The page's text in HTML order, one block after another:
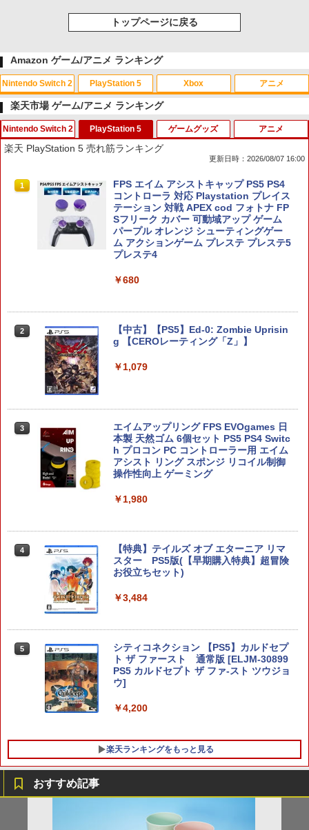
トップページに戻る
Amazon ゲーム/アニメ ランキング
Nintendo Switch 2
1
スプラトゥーン レイダース|オンライン
コード版
スプラトゥーン レイダース -Switch2
￥6,455
3 Nintendo Switch 2(日本語・国内専用)
4
ニンテンドープリペイド番号 9000円|オ
ンラインコード版
￥9,000
￥5,000
PlayStation 5
1
PlayStation 5 デジタル・エディション
日本語専用 Console Language: Japan
ese only (CFI-2200B01)
￥55,000
Beast of Reincarnation -PS5 【特典】
プロダクトコード 封入
￥7,286
3
【純正品】ディスクドライブ(CFI-ZDD1
J) PlayStation 5
￥11,849
4
【純正品】DualSense ワイヤレスコン
トローラー ミッドナイト ブラック(CFI-
ZCT2J01)
￥10,737
トローラー(CFI-ZCT2J)
￥10,737
Xbox
1
【純正品】Xbox ワイヤレス コントロー
ラー + USB-C® ケーブル
Xbox プリペイドカード 5,000円 デジタ
ルコード 【旧 Xbox ギフトカード】 [オ
ンラインコード]
￥5,000
3
【純正品】Xbox ワイヤレス コントロー
ラー (ロボット ホワイト)
￥7,681
【純正品】Xbox 充電式バッテリー + US
B-C ケーブル
￥2,618
￥8,020
アニメ
1
【Amazon.co.jp限定】劇場版モノノ怪
第三章 蛇神 (Amazon.co.jp限定オリジ
ナル三方背収納ケース付きコレクション)
カー特典:【坤と離】二振りの剣、十翼よ
り来たる！スタジオ描き下ろしイラスト
ボード付) [Blu-ray]
￥10,780
劇場版「鬼滅の刃」無限城編 第一章 猗
￥3,964
劇場版「鬼滅の刃」無限城編 第一章 猗
【Amazon.co.jp限定】劇場版モノノ怪
巾着＋メーカー特典:【坤と離】二振りの
￥8,800
楽天市場 ゲーム/アニメ ランキング
Nintendo Switch 2
1
Pokemon LEGENDS Z-A Nintendo Swi
tch 2 Edition 【Switch2】 NXS-P-ALZ
LB
￥7,230
ゼルダの伝説 ティアーズ オブ ザ キン
￥7,830
￥7,880
【楽天ブックス限定特典】ドンキーコン
カー2種)
【楽天ブックス限定特典】スーパー マリ
ch 2 Edition ＋ ジャンボリーTV(「スー
PlayStation 5
楽天 PlayStation 5 売れ筋ランキング
更新日時：2026/08/07 16:00
1
FPS エイム アシストキャップ PS5 PS4
コントローラ 対応 Playstation プレイス
テーション 対戦 APEX cod フォトナ FP
Sフリーク カバー 可動域アップ ゲーム
パープル オレンジ シューティングゲー
ム アクションゲーム プレステ プレステ5
プレステ4
￥680
2
【中古】【PS5】Ed-0: Zombie Uprisin
g 【CEROレーティング「Z」】
￥1,079
3
エイムアップリング FPS EVOgames 日
本製 天然ゴム 6個セット PS5 PS4 Switc
h プロコン PC コントローラー用 エイム
アシスト リング スポンジ リコイル制御
操作性向上 ゲーミング
￥1,980
4
【特典】テイルズ オブ エターニア リマ
スター PS5版(【早期購入特典】超冒険
お役立ちセット)
￥3,484
5
シティコネクション 【PS5】カルドセプ
ト ザ ファースト 通常版 [ELJM-30899
PS5 カルドセプト ザ ファ-スト ツウジョ
ウ]
￥4,200
楽天ランキングをもっと見る
ゲームグッズ
【中古】戦国無双 Chronicle - 3DS
アニメ
【中古】【未使用品】カーズ2 MovieNE
X [DVDのみ]
おすすめ記事